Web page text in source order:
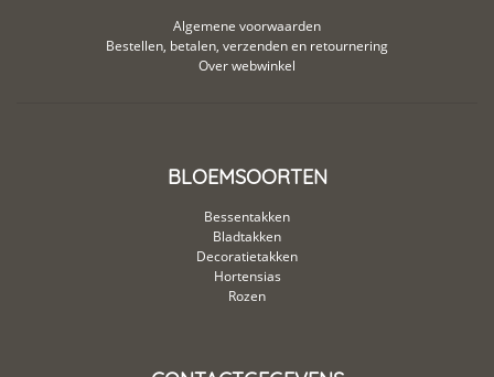
Algemene voorwaarden
Bestellen, betalen, verzenden en retournering
Over webwinkel
BLOEMSOORTEN
Bessentakken
Bladtakken
Decoratietakken
Hortensias
Rozen